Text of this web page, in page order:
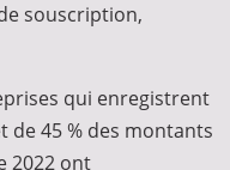
souscription,
qui enregistrent
de 45 % des montants
2022 ont